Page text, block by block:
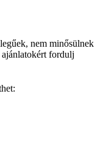
nem minősülnek
fordulj